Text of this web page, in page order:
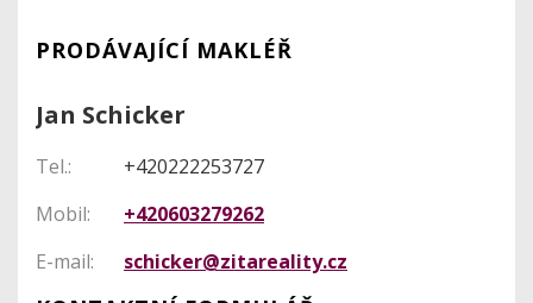
PRODÁVAJÍCÍ MAKLÉŘ
Jan Schicker
Tel.:
+420222253727
Mobil:
+420603279262
E-mail:
schicker@zitareality.cz